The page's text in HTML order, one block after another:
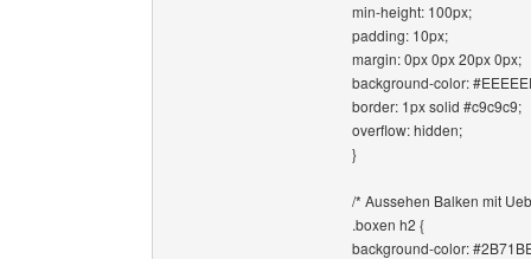
min-height: 100px;
padding: 10px;
margin: 0px 0px 20px 0px;
background-color:
border: 1px solid #c9c9c9;
overflow: hidden;
}
/* Aussehen Balken mit
.boxen h2 {
background-color: